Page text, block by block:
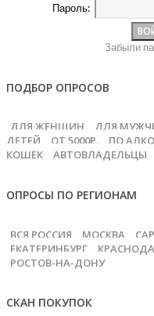
Пароль:
Забыли
ПОДБОР ОПРОСОВ
ДЛЯ ЖЕНЩИН ДЛЯ
ДЕТЕЙ
ОТ 5000Р. ПО
КОШЕК
АВТОВЛАДЕЛЬЦЫ
ОПРОСЫ ПО РЕГИОНАМ
ВСЯ РОССИЯ МОСКВА
ЕКАТЕРИНБУРГ
РОСТОВ-НА-ДОНУ
СКАН ПОКУПОК